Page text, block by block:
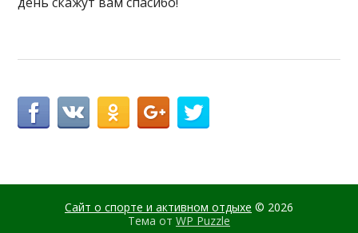
Сайт о спорте и активном отдыхе © 2026
Тема от WP Puzzle